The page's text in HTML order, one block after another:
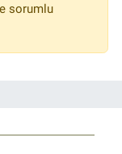
sorumlu